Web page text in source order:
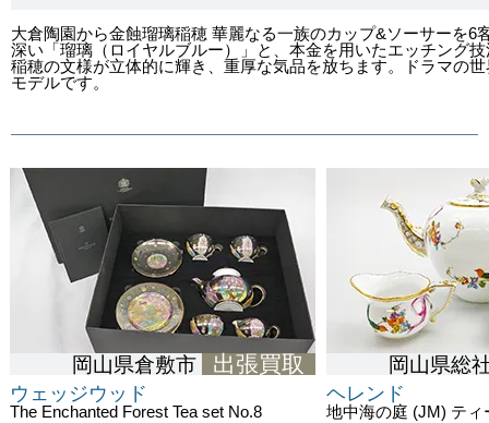
大倉陶園から金蝕瑠璃稲穂 華麗なる一族のカップ&ソーサーを6
深い「瑠璃（ロイヤルブルー）」と、本金を用いたエッチング
稲穂の文様が立体的に輝き、重厚な気品を放ちます。ドラマの
モデルです。
岡山県倉敷市 出張買取
ウェッジウッド
The Enchanted Forest Tea set No.8
岡山県総
ヘレンド
地中海の庭 (JM) ティ